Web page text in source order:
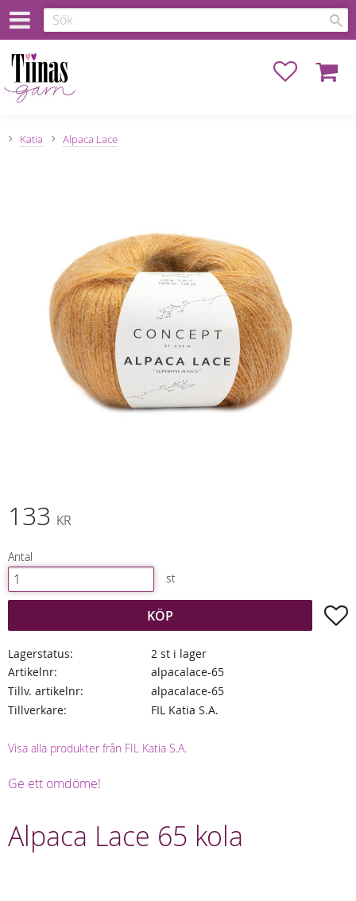
Favoriter
Katia Alpaca Lace
133 KR
Antal
st
KÖP
Lagerstatus
2 st i lager
Artikelnr
alpacalace-65
Tillv. artikelnr
alpacalace-65
Tillverkare
FIL Katia S.A.
Visa alla produkter från FIL Katia S.A.
Ge ett omdöme!
Alpaca Lace 65 kola